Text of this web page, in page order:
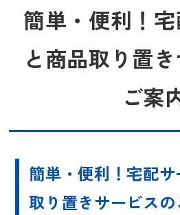
簡単・便利！
と商品取り置
ご案
簡単・便利！宅配
取り置きサービスの